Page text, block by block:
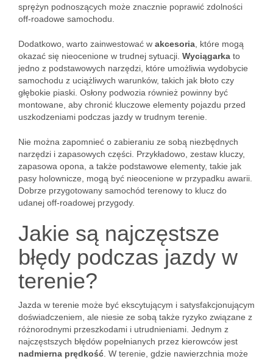
sprężyn podnoszących może znacznie poprawić zdolności
off-roadowe samochodu.
Dodatkowo, warto zainwestować w akcesoria , które mogą
okazać się nieocenione w trudnej sytuacji. Wyciągarka to
jedno z podstawowych narzędzi, które umożliwia wydobycie
samochodu z uciążliwych warunków, takich jak błoto czy
głębokie piaski. Osłony podwozia również powinny być
montowane, aby chronić kluczowe elementy pojazdu przed
uszkodzeniami podczas jazdy w trudnym terenie.
Nie można zapomnieć o zabieraniu ze sobą niezbędnych
narzędzi i zapasowych części. Przykładowo, zestaw kluczy,
zapasowa opona, a także podstawowe elementy, takie jak
pasy holownicze, mogą być nieocenione w przypadku awarii.
Dobrze przygotowany samochód terenowy to klucz do
udanej off-roadowej przygody.
Jakie są najczęstsze
błędy podczas jazdy w
terenie?
Jazda w terenie może być ekscytującym i satysfakcjonującym
doświadczeniem, ale niesie ze sobą także ryzyko związane z
różnorodnymi przeszkodami i utrudnieniami. Jednym z
najczęstszych błędów popełnianych przez kierowców jest
nadmierna prędkość . W terenie, gdzie nawierzchnia może